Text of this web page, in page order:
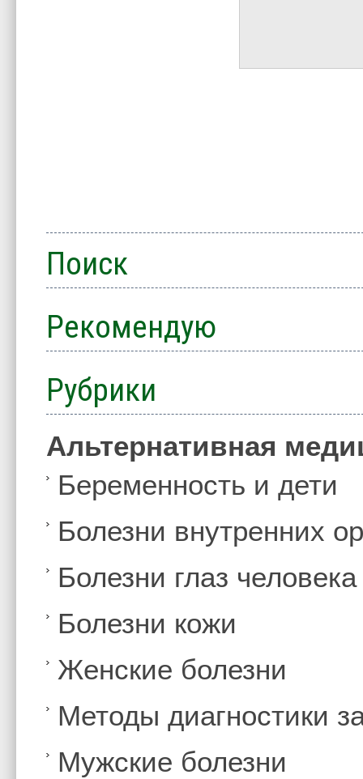
Поиск
Рекомендую
Рубрики
Альтернативная
Беременность и дети
Болезни внутренних
Болезни глаз человека
Болезни кожи
Женские болезни
Методы диагностики
Мужские болезни